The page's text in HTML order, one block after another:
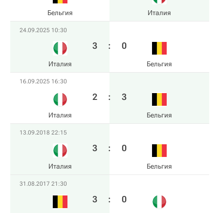
Бельгия Италия
24.09.2025 10:30
Италия
3 : 0
Бельгия
16.09.2025 16:30
Италия
2 : 3
Бельгия
13.09.2018 22:15
Италия
3 : 0
Бельгия
31.08.2017 21:30
3 : 0